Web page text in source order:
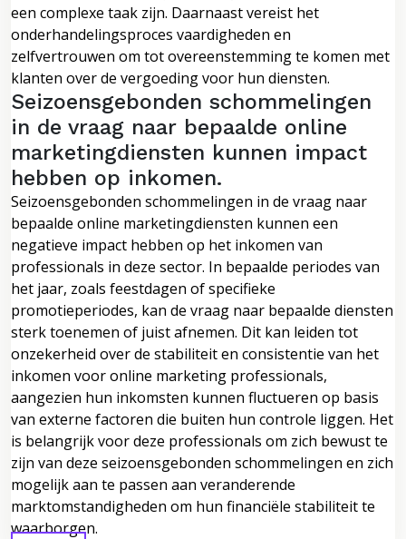
een complexe taak zijn. Daarnaast vereist het
onderhandelingsproces vaardigheden en
zelfvertrouwen om tot overeenstemming te komen met
klanten over de vergoeding voor hun diensten.
Seizoensgebonden schommelingen
in de vraag naar bepaalde online
marketingdiensten kunnen impact
hebben op inkomen.
Seizoensgebonden schommelingen in de vraag naar
bepaalde online marketingdiensten kunnen een
negatieve impact hebben op het inkomen van
professionals in deze sector. In bepaalde periodes van
het jaar, zoals feestdagen of specifieke
promotieperiodes, kan de vraag naar bepaalde diensten
sterk toenemen of juist afnemen. Dit kan leiden tot
onzekerheid over de stabiliteit en consistentie van het
inkomen voor online marketing professionals,
aangezien hun inkomsten kunnen fluctueren op basis
van externe factoren die buiten hun controle liggen. Het
is belangrijk voor deze professionals om zich bewust te
zijn van deze seizoensgebonden schommelingen en zich
mogelijk aan te passen aan veranderende
marktomstandigheden om hun financiële stabiliteit te
waarborgen.